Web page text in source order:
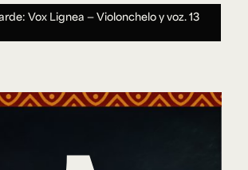
Vox Lignea — Violonchelo y voz.13